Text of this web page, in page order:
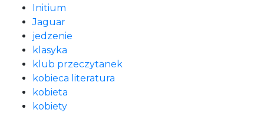
Initium
Jaguar
jedzenie
klasyka
klub przeczytanek
kobieca literatura
kobieta
kobiety